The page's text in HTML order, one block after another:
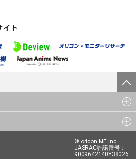
© oricon ME inc.
JASRAC許諾番号：
9009642140Y38026